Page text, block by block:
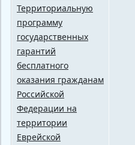
Территориальную
программу
государственных
гарантий
бесплатного
оказания гражданам
Российской
Федерации на
территории
Еврейской